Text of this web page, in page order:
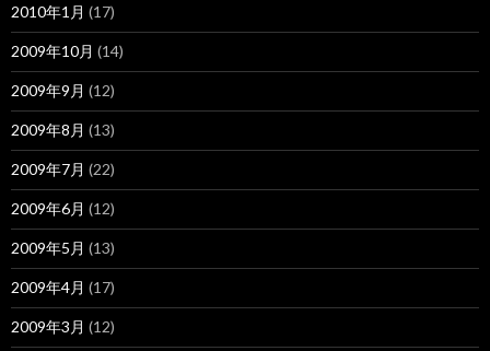
2010年1月 (17)
2009年10月 (14)
2009年9月 (12)
2009年8月 (13)
2009年7月 (22)
2009年6月 (12)
2009年5月 (13)
2009年4月 (17)
2009年3月 (12)